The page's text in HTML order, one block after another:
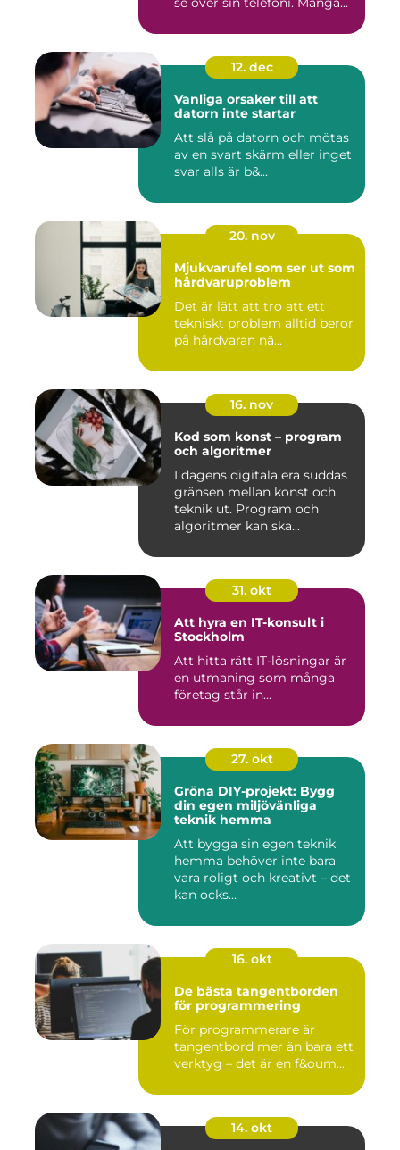
12. dec
Vanliga orsaker till att
datorn inte startar
Att slå på datorn och mötas
av en svart skärm eller inget
svar alls är b&...
20. nov
Mjukvarufel som ser ut som
hårdvaruproblem
Det är lätt att tro att ett
tekniskt problem alltid beror
på hårdvaran nä...
16. nov
Kod som konst – program
och algoritmer
I dagens digitala era suddas
gränsen mellan konst och
teknik ut. Program och
algoritmer kan ska...
31. okt
Att hyra en IT-konsult i
Stockholm
Att hitta rätt IT-lösningar är
en utmaning som många
företag står in...
27. okt
Gröna DIY-projekt: Bygg
din egen miljövänliga
teknik hemma
Att bygga sin egen teknik
hemma behöver inte bara
vara roligt och kreativt – det
kan ocks...
16. okt
De bästa tangentborden
för programmering
För programmerare är
tangentbord mer än bara ett
verktyg – det är en f&oum...
14. okt